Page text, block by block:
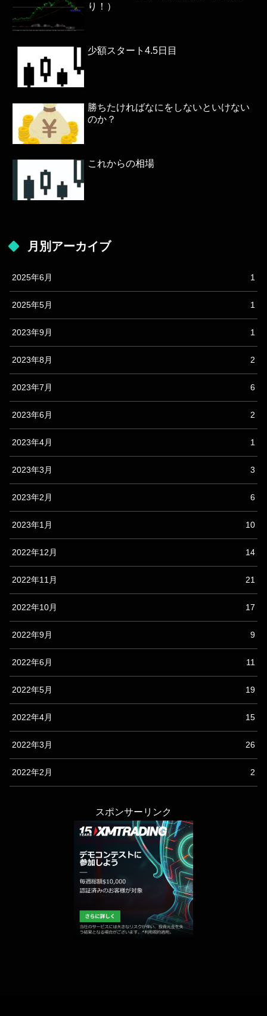
り！）
少額スタート4.5日目
勝ちたければなにをしないといけない
のか？
これからの相場
月別アーカイブ
2025年6月 1
2025年5月 1
2023年9月 1
2023年8月 2
2023年7月 6
2023年6月 2
2023年4月 1
2023年3月 3
2023年2月 6
2023年1月 10
2022年12月 14
2022年11月 21
2022年10月 17
2022年9月 9
2022年6月 11
2022年5月 19
2022年4月 15
2022年3月 26
2022年2月 2
スポンサーリンク